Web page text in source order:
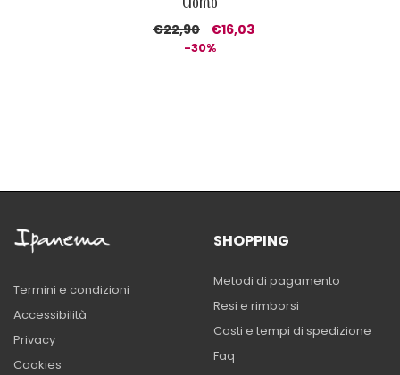
€22,90 €16,03
-30%
Termini e condizioni
Accessibilità
Privacy
Cookies
SHOPPING
Metodi di pagamento
Resi e rimborsi
Costi e tempi di spedizione
Faq